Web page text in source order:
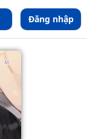
Đăng nhập